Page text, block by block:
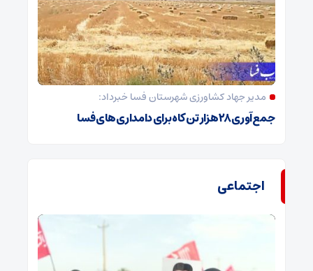
مدیر جهاد کشاورزی شهرستان فسا خبرداد:
جمع‌آوری ۲۸ هزار تن کاه برای دامداری‌های فسا
اجتماعی